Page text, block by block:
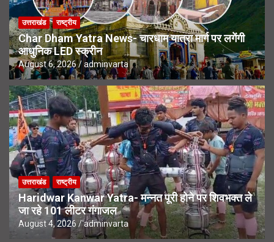
उत्तराखंड राष्ट्रीय
Char Dham Yatra News- चारधाम यात्रा मार्ग पर लगेंगी
आधुनिक LED स्क्रीन
August 6, 2026 adminvarta
उत्तराखंड राष्ट्रीय
Haridwar Kanwar Yatra- मन्नत पूरी होने पर शिवभक्त ले
जा रहे 101 लीटर गंगाजल
August 4, 2026 adminvarta